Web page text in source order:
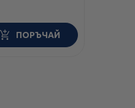
ПОРЪЧАЙ